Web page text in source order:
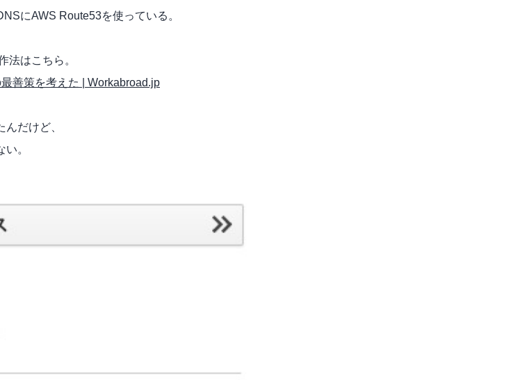
にAWS Route53を使っている。
法はこちら。
善策を考えた | Workabroad.jp
だけど、
。